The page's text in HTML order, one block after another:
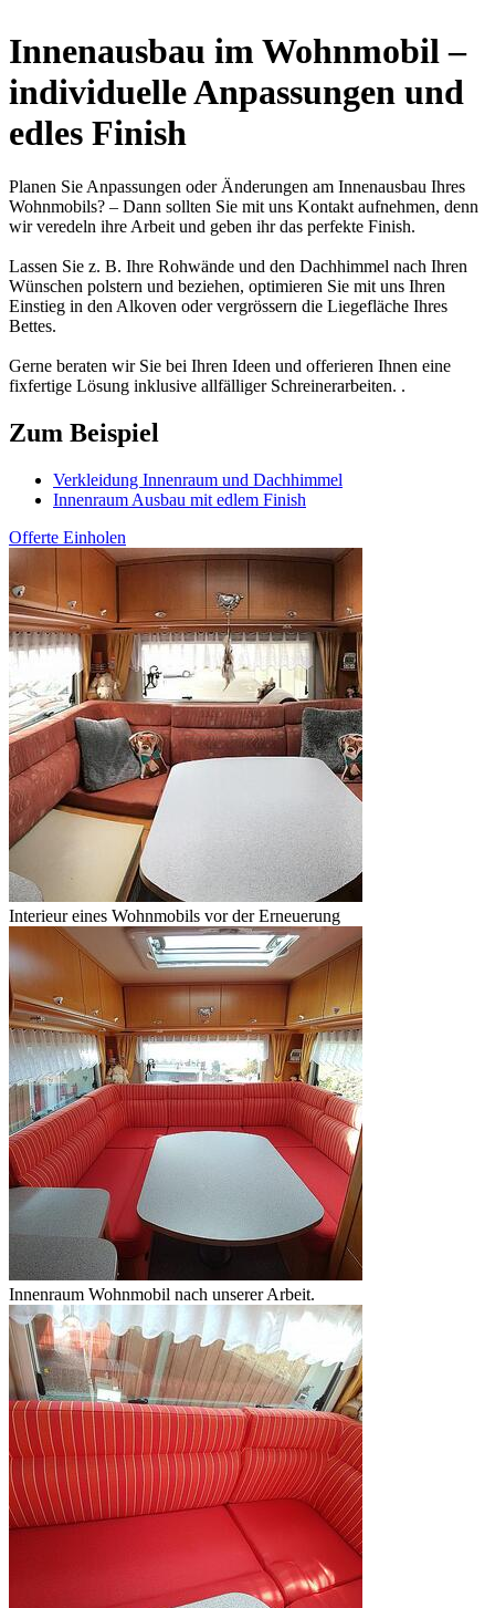
Innenausbau im Wohnmobil –
individuelle Anpassungen und
edles Finish
Planen Sie Anpassungen oder Änderungen am Innenausbau Ihres
Wohnmobils? – Dann sollten Sie mit uns Kontakt aufnehmen, denn
wir veredeln ihre Arbeit und geben ihr das perfekte Finish.
Lassen Sie z. B. Ihre Rohwände und den Dachhimmel nach Ihren
Wünschen polstern und beziehen, optimieren Sie mit uns Ihren
Einstieg in den Alkoven oder vergrössern die Liegefläche Ihres
Bettes.
Gerne beraten wir Sie bei Ihren Ideen und offerieren Ihnen eine
fixfertige Lösung inklusive allfälliger Schreinerarbeiten. .
Zum Beispiel
Verkleidung Innenraum und Dachhimmel
Innenraum Ausbau mit edlem Finish
Offerte Einholen
Interieur eines Wohnmobils vor der Erneuerung
Innenraum Wohnmobil nach unserer Arbeit.